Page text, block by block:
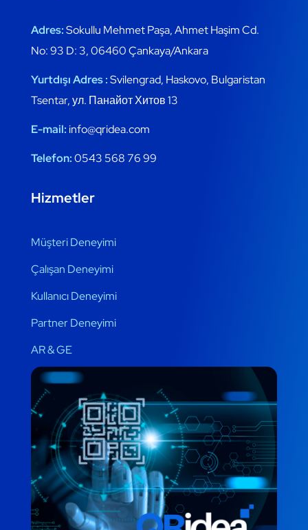
Adres:Sokullu Mehmet Paşa, Ahmet Haşim Cd.
No: 93 D: 3, 06460 Çankaya/Ankara
Yurtdışı Adres :Svilengrad, Haskovo, Bulgaristan
Tsentar, ул. Панайот Хитов 13
E-mail:info@qridea.com
Telefon:0543 568 76 99
Hizmetler
Müşteri Deneyimi
Çalışan Deneyimi
Kullanıcı Deneyimi
Partner Deneyimi
AR & GE
QRidea AI
AR & GE